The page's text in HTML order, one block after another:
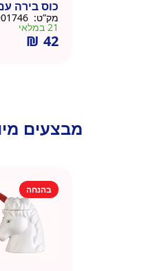
כוס בירה עם
מק”ט:
21 במלאי
₪ 42
מבצעים
בהנחה